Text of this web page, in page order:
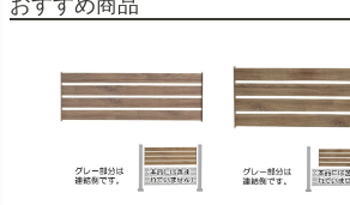
おすすめ商品